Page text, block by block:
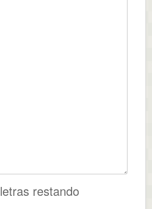
letras restando